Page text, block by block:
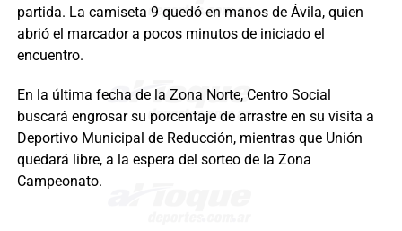
partida. La camiseta 9 quedó en manos de Ávila, quien
abrió el marcador a pocos minutos de iniciado el
encuentro.
En la última fecha de la Zona Norte, Centro Social
buscará engrosar su porcentaje de arrastre en su visita a
Deportivo Municipal de Reducción, mientras que Unión
quedará libre, a la espera del sorteo de la Zona
Campeonato.